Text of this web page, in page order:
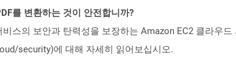
를 변환하는 것이 안전합니까?
스의 보안과 탄력성을 보장하는 Amazon EC2 클라우
security)에 대해 자세히 읽어보십시오.